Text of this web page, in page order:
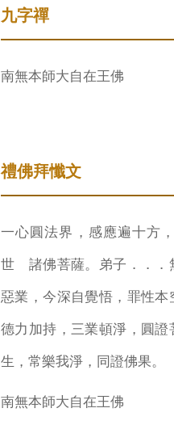
九字禪
南無本師大自在王佛
禮佛拜懺文
一心圓法界，感應遍十方
世 諸佛菩薩。弟子．．．
惡業，今深自覺悟，罪性
德力加持，三業頓淨，圓
生，常樂我淨，同證佛果。
南無本師大自在王佛